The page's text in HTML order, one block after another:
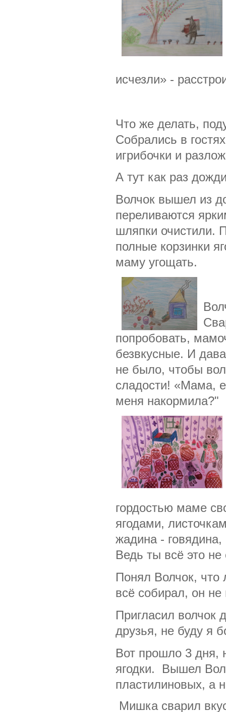
исчезли» -
Что же делать,
Собрались в
игрибочки и
А тут как раз
Волчок вышел из
переливаются
шляпки очистили.
полные корзинки
маму угощать.
попробовать,
безвкусные. И
не было, чтобы
сладости! «Мама,
меня накормила?"
гордостью маме
ягодами,
жадина -
Ведь ты всё это
Понял Волчок, что
всё собирал, он не
Пригласил волчок
друзья, не буду я
Вот прошло 3 дня,
ягодки. Вышел
пластилиновых, а
Мишка сварил